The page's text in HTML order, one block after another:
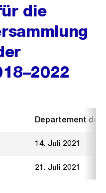
die
Departement der
14. Juli 2021
21. Juli 2021